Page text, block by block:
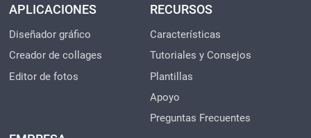
APLICACIONES
Diseñador gráfico
Creador de collages
Editor de fotos
RECURSOS
Características
Tutoriales y Consejos
Plantillas
Apoyo
Preguntas Frecuentes